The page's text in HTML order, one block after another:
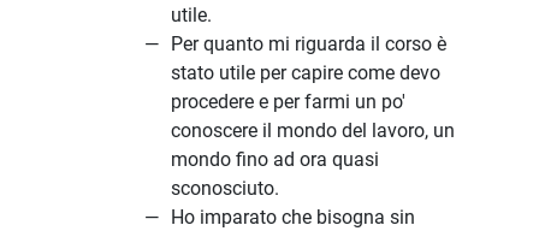
utile.
Per quanto mi riguarda il corso è
stato utile per capire come devo
procedere e per farmi un po'
conoscere il mondo del lavoro, un
mondo fino ad ora quasi
sconosciuto.
Ho imparato che bisogna sin